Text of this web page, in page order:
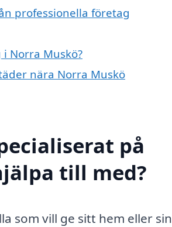
professionella företag
Norra Muskö?
nära Norra Muskö
på
till med?
som vill ge sitt hem eller sin